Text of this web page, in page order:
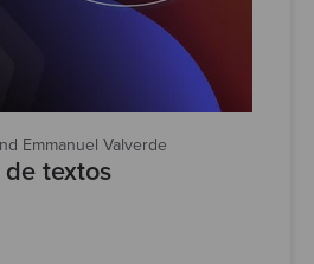
Emmanuel Valverde
textos